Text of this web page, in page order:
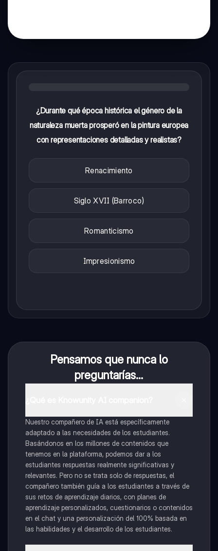
¿Durante qué época histórica el género de la
naturaleza muerta prosperó en la pintura europea
con representaciones detalladas y realistas?
Renacimiento
Siglo XVII (Barroco)
Romanticismo
Impresionismo
Pensamos que nunca lo
preguntarías...
Nuestro compañero de IA está específicamente
adaptado a las necesidades de los estudiantes.
Basándonos en los millones de contenidos que
tenemos en la plataforma, podemos dar a los
estudiantes respuestas realmente significativas y
relevantes. Pero no se trata solo de respuestas, el
compañero también guía a los estudiantes a través de
sus retos de aprendizaje diarios, con planes de
aprendizaje personalizados, cuestionarios o contenidos
en el chat y una personalización del 100% basada en
las habilidades y el desarrollo de los estudiantes.